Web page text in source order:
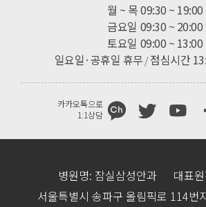
진료시간
월 ~ 목09:30 ~ 19:00
금요일 09:30 ~ 20:00
토요일 09:00 ~ 13:00
일요일·공휴일 휴무 /점심시간
카카오톡으로
1:1상담
병원명: 잠실삼성안과
대표
서울특별시 송파구 올림픽로 114번